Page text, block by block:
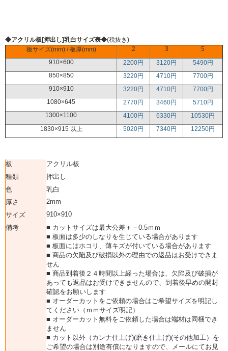
◆アクリル板[押出し]乳白サイズ表◆(税抜き)
板サイズ(mm) / 板厚(mm)
2 3
5
910×600
2200円 3120円
5490円
850×850
3220円 4710円
7700円
910×910
3220円 4710円
7700円
1080×645
2770円 3460円
5710円
1300×1100
4100円 6330円
10530円
1830×915 以上
5020円 7340円 12250円
板
アクリル板
種類
押出し
色
乳白
厚さ
2mm
サイズ
910×910
備考
■ カットサイズは最大公差＋－0.5ｍｍ
■ 板面は多少のしなりを生じている場合があります
■ 板面にはホコリ、薄キズが付いている場合があります
■ 商品の欠陥及び破損以外の理由での返品はお受けできま
せん
■ 商品到着後２４時間以上経った場合は、欠陥及び破損が
あっても返品はお受けできませんので、到着後早めの開封
確認をお願いします
■ オーダーカットをご依頼の場合はご希望サイズを明記し
てください（ｍｍサイズ明記）
■ オーダーカット無料をご依頼した場合は端材は同梱でき
ません
■ カット以外（カンナ仕上げ)(磨き仕上げ)(その他加工）を
ご希望の場合は別途有償になりますので、メールにてお見